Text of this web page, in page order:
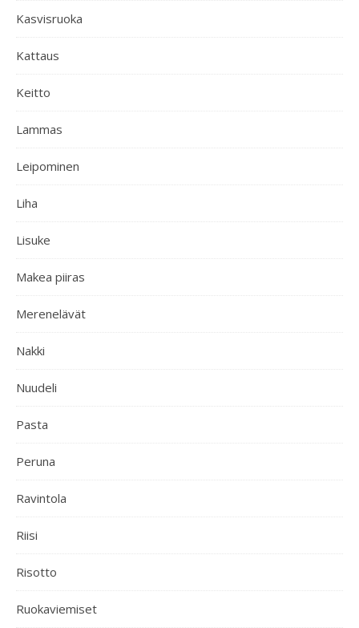
Kasvisruoka
Kattaus
Keitto
Lammas
Leipominen
Liha
Lisuke
Makea piiras
Merenelävät
Nakki
Nuudeli
Pasta
Peruna
Ravintola
Riisi
Risotto
Ruokaviemiset